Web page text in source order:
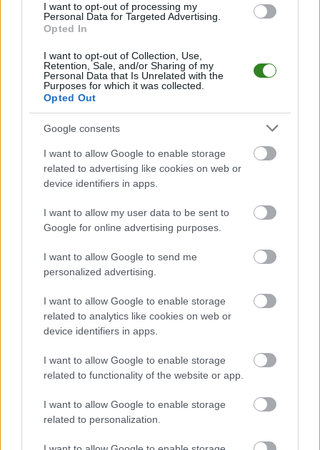
I want to opt-out of processing my
Personal Data for Targeted Advertising.
Opted In
I want to opt-out of Collection, Use,
Retention, Sale, and/or Sharing of my
Personal Data that Is Unrelated with the
Purposes for which it was collected.
Opted Out
Google consents
I want to allow Google to enable storage
related to advertising like cookies on web or
device identifiers in apps.
I want to allow my user data to be sent to
Google for online advertising purposes.
I want to allow Google to send me
personalized advertising.
I want to allow Google to enable storage
related to analytics like cookies on web or
device identifiers in apps.
I want to allow Google to enable storage
related to functionality of the website or app.
I want to allow Google to enable storage
related to personalization.
dotyczące nowych kontraktów z sześcioma zawodnikami.
Jarosław Królewski odniósł się do przyszłości piłkarzy Białej
Gwiazdy podczas rozmowy na kanale YouTube Meczyków.
Prezes krakowskiego klubu potwierdził, że temat przedł...
Czytaj więcej
Mariusz Jop nie
miał wątpliwości
po zwycięstwie.
tylko satysfakcję”
2026-07-27 10:39
Wisła Kraków rozpoczęła sezon Ekstraklasy od zwycięstwa 2-1 z
GKS-em Katowice. Mariusz Jop podkreślił, że jego drużyna
szczególnie dobrze zaprezentowała się po przerwie, a wygrana
z uczestnikiem europejskich pucharów potwierdziła, że
&bdquo;Biała Gwiazda&rdquo; może rywalizować z k...
Wszystkie powiązane newsy